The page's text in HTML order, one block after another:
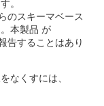
。
のスキーマベース
本製品 が
告することはあり
なくすには、